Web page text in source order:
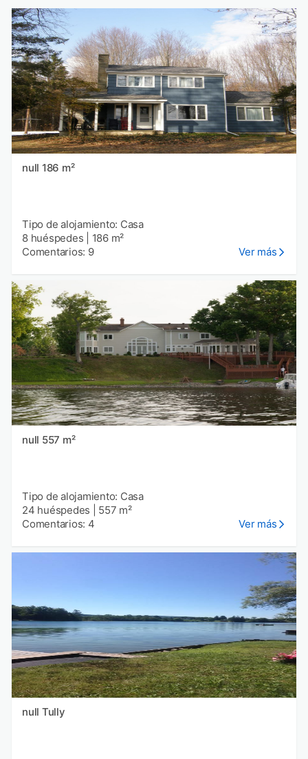
null 186 m²
Tipo de alojamiento: Casa
8 huéspedes
186 m²
Comentarios: 9
Ver más
null 557 m²
Tipo de alojamiento: Casa
24 huéspedes
557 m²
Comentarios: 4
Ver más
null Tully